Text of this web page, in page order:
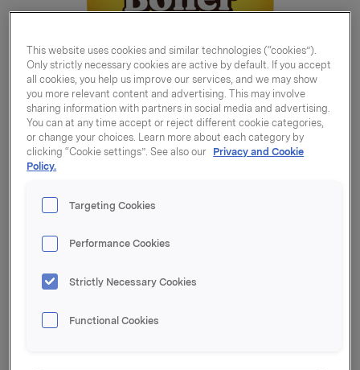
This website uses cookies and similar technologies (“cookies”).
Only strictly necessary cookies are active by default. If you accept
all cookies, you help us improve our services, and we may show
you more relevant content and advertising. This may involve
sharing information with partners in social media and advertising.
You can at any time accept or reject different cookie categories,
or change your choices. Learn more about each category by
clicking “Cookie settings”. See also our Privacy and Cookie
Policy.
Targeting Cookies
Performance Cookies
Strictly Necessary Cookies
Functional Cookies